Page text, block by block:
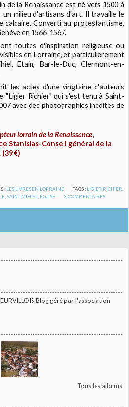
Blog géré par l'association
Tous les albums
de la Renaissance est né vers 1500 à
un milieu d'artisans d'art. Il travaille le
calcaire. Converti au protestantisme,
en 1566-1567.
toutes d'inspiration religieuse ou
en Lorraine, et particulièrement
Etain, Bar-le-Duc, Clermont-en-
les actes d'une vingtaine d'auteurs
"Ligier Richier" qui s'est tenu à Saint-
avec des photographies inédites de
lorrain de la Renaissance,
Stanislas-Conseil général de la
(39 €)
: LES LIVRES EN LORRAINE TAGS : LIGIER RICHIER
,SAINT MIHIEL ÉGLISE 3 COMMENTAIRES